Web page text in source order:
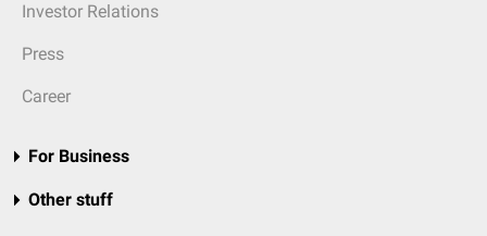
Investor Relations
Press
Career
For Business
Other stuff